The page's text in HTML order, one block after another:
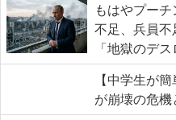
もはやプー
不足、兵員
「地獄のデ
【中学生が
が崩壊の危